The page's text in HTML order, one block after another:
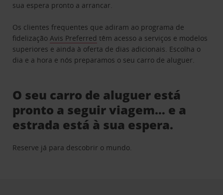
sua espera pronto a arrancar.
Os clientes frequentes que adiram ao programa de
fidelizaçãoAvis Preferred têm acesso a serviços e modelos
superiores e ainda à oferta de dias adicionais. Escolha o
dia e a hora e nós preparamos o seu carro de aluguer.
O seu carro de aluguer está
pronto a seguir viagem… e a
estrada está à sua espera.
Reserve já para descobrir o mundo.